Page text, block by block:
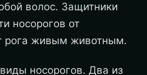
волос. Защитники
носорогов от
рога живым животным.
носорогов. Два из